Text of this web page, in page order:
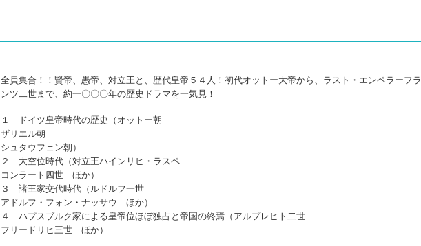
全員集合！！賢帝、愚帝、対立王と、歴代皇帝５４人！初代オットー大帝から、ラスト・エンペラーフラ
ンツ二世まで、約一〇〇〇年の歴史ドラマを一気見！
１ ドイツ皇帝時代の歴史（オットー朝
ザリエル朝
シュタウフェン朝）
２ 大空位時代（対立王ハインリヒ・ラスペ
コンラート四世 ほか）
３ 諸王家交代時代（ルドルフ一世
アドルフ・フォン・ナッサウ ほか）
４ ハプスブルク家による皇帝位ほぼ独占と帝国の終焉（アルプレヒト二世
フリードリヒ三世 ほか）